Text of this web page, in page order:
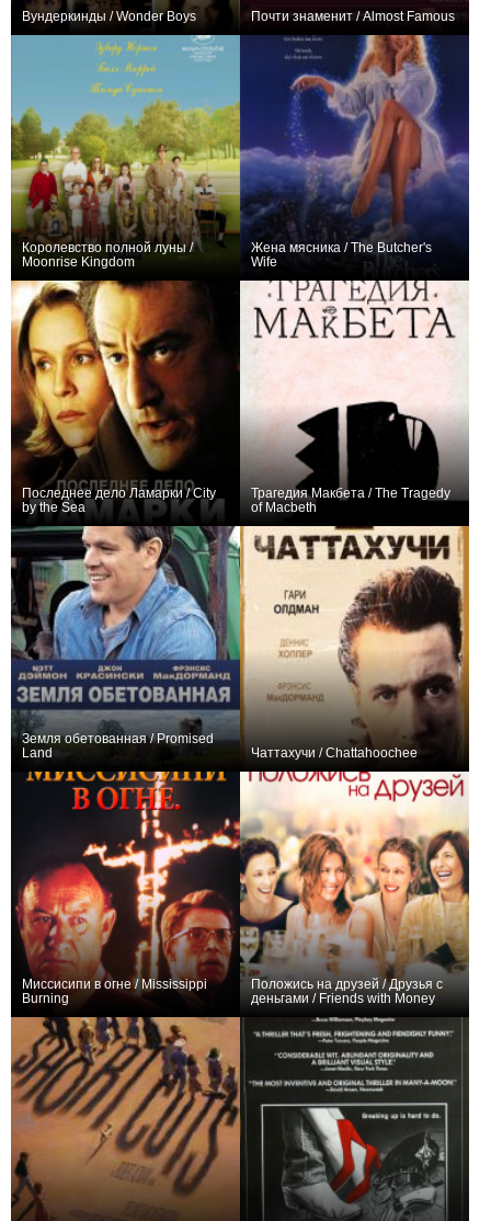
Вундеркинды / Wonder Boys Почти знаменит / Almost Famous
Королевство полной луны /
Moonrise Kingdom
Жена мясника / The Butcher's
Wife
Последнее дело Ламарки / City
by the Sea
Трагедия Макбета / The Tragedy
of Macbeth
Земля обетованная / Promised
Land
Чаттахучи / Chattahoochee
Миссисипи в огне / Mississippi
Burning
Положись на друзей / Друзья с
деньгами / Friends with Money